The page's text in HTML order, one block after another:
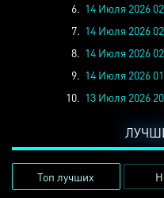
6. 14 Июля 2026
7. 14 Июля 2026
8. 14 Июля 2026
9. 14 Июля 2026
10. 13 Июля 2026
Топ лучших